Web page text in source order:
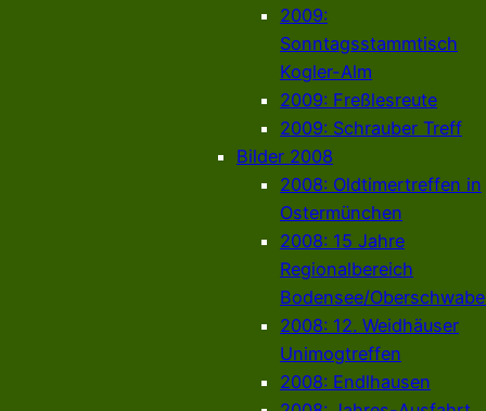
2009:
Sonntagsstammtisch
Kogler-Alm
2009: Freßlesreute
2009: Schrauber Treff
Bilder 2008
2008: Oldtimertreffen in
Ostermünchen
2008: 15 Jahre
Regionalbereich
Bodensee/
2008: 12. Weidhäuser
Unimogtreffen
2008: Endlhausen